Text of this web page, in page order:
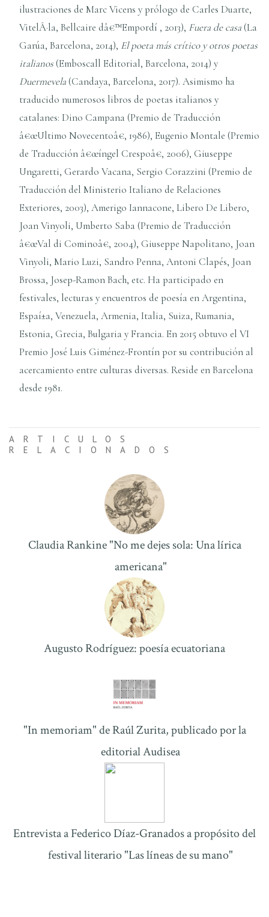
ilustraciones de Marc Vicens y prólogo de Carles Duarte,
VitelÂ·la, Bellcaire dâ€™Empordí , 2013), Fuera de casa(La
Garúa, Barcelona, 2014), El poeta más crí­tico y otros poetas
italianos(Emboscall Editorial, Barcelona, 2014) y
Duermevela(Candaya, Barcelona, 2017). Asimismo ha
traducido numerosos libros de poetas italianos y
catalanes: Dino Campana (Premio de Traducción
â€œUltimo Novecentoâ€, 1986), Eugenio Montale (Premio
de Traducción â€œíngel Crespoâ€, 2006), Giuseppe
Ungaretti, Gerardo Vacana, Sergio Corazzini (Premio de
Traducción del Ministerio Italiano de Relaciones
Exteriores, 2003), Amerigo Iannacone, Libero De Libero,
Joan Vinyoli, Umberto Saba (Premio de Traducción
â€œVal di Cominoâ€, 2004), Giuseppe Napolitano, Joan
Vinyoli, Mario Luzi, Sandro Penna, Antoni Clapés, Joan
Brossa, Josep-Ramon Bach, etc. Ha participado en
festivales, lecturas y encuentros de poesí­a en Argentina,
Espaí±a, Venezuela, Armenia, Italia, Suiza, Rumania,
Estonia, Grecia, Bulgaria y Francia. En 2015 obtuvo el VI
Premio José Luis Giménez-Frontí­n por su contribución al
acercamiento entre culturas diversas. Reside en Barcelona
desde 1981.
ARTICULOS
RELACIONADOS
Claudia Rankine "No me dejes sola: Una lírica
americana"
Augusto Rodrí­guez: poesí­a ecuatoriana
"In memoriam" de Raúl Zurita, publicado por la
editorial Audisea
Entrevista a Federico Díaz-Granados a propósito del
festival literario "Las líneas de su mano"